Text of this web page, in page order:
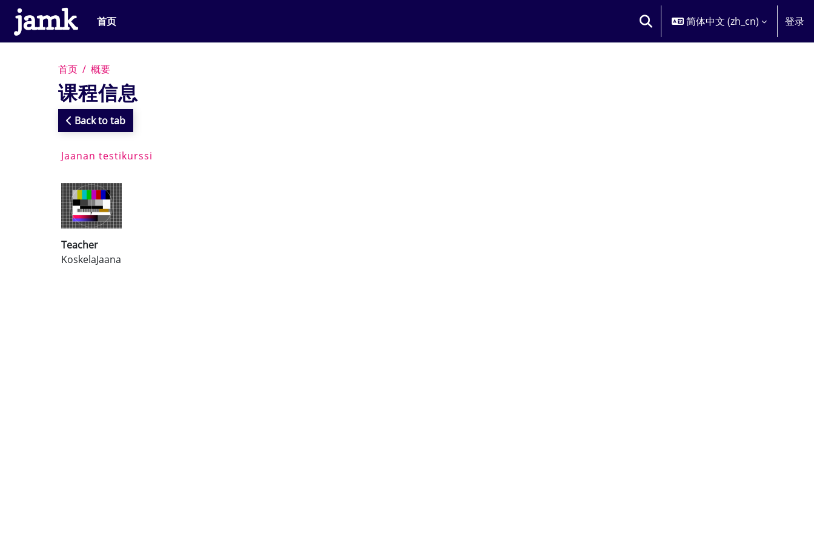
跳到主要内容
首页
切换搜索输入简体中文 ‎(zh_cn)‎ 登录
首页 概要
课程信息
Back to tab
Jaanan testikurssi
Teacher
KoskelaJaana